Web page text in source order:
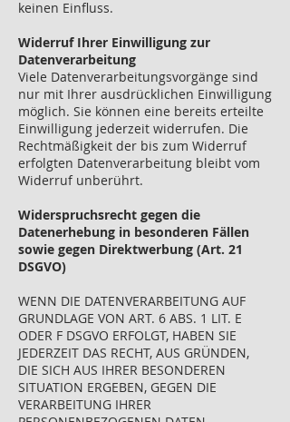
keinen Einfluss.
Widerruf Ihrer Einwilligung zur
Datenverarbeitung
Viele Datenverarbeitungsvorgänge sind
nur mit Ihrer ausdrücklichen Einwilligung
möglich. Sie können eine bereits erteilte
Einwilligung jederzeit widerrufen. Die
Rechtmäßigkeit der bis zum Widerruf
erfolgten Datenverarbeitung bleibt vom
Widerruf unberührt.
Widerspruchsrecht gegen die
Datenerhebung in besonderen Fällen
sowie gegen Direktwerbung (Art. 21
DSGVO)
WENN DIE DATENVERARBEITUNG AUF
GRUNDLAGE VON ART. 6 ABS. 1 LIT. E
ODER F DSGVO ERFOLGT, HABEN SIE
JEDERZEIT DAS RECHT, AUS GRÜNDEN,
DIE SICH AUS IHRER BESONDEREN
SITUATION ERGEBEN, GEGEN DIE
VERARBEITUNG IHRER